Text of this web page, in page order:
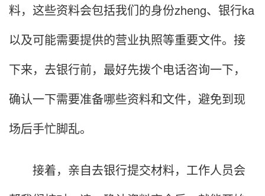
料，这些资料会包括我们的身份zheng、银行ka
以及可能需要提供的营业执照等重要文件。接
下来，去银行前，最好先拨个电话咨询一下，
确认一下需要准备哪些资料和文件，避免到现
场后手忙脚乱。
接着，亲自去银行提交材料，工作人员会